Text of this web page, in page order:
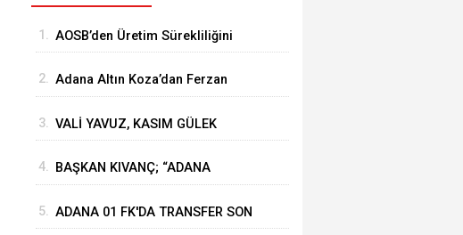
1. ⁠AOSB’den Üretim Sürekliliğini
2. Adana Altın Koza’dan Ferzan
Ödülü
3. VALİ YAVUZ, KASIM GÜLEK
ÇALIŞMALARI İNCELEDİ
4. BAŞKAN KIVANÇ; “ADANA
DOLARA YAKLAŞTI”
5. ADANA 01 FK'DA TRANSFER SON